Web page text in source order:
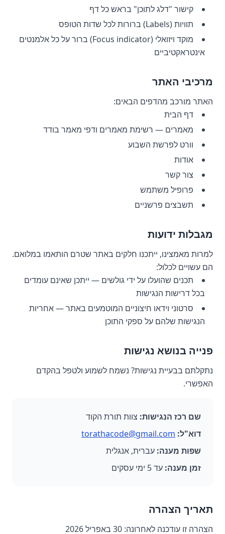
קישור "דלג לתוכן" בראש כל דף
תוויות (Labels) ברורות לכל שדות הטופס
מוקד ויזואלי (Focus indicator) ברור על כל אלמנטים
אינטראקטיביים
מרכיבי האתר
האתר מורכב מהדפים הבאים:
דף הבית
מאמרים — רשימת מאמרים ודפי מאמר בודד
וורט לפרשת השבוע
אודות
צור קשר
פרופיל משתמש
תשבצים פרשניים
מגבלות ידועות
למרות מאמצינו, ייתכנו חלקים באתר שטרם הותאמו במלואם.
הם עשויים לכלול:
תכנים שהועלו על ידי גולשים — ייתכן שאינם עומדים
בכל דרישות הנגישות
סרטוני וידאו חיצוניים המוטמעים באתר — אחריות
הנגישות שלהם על ספקי התוכן
פנייה בנושא נגישות
נתקלתם בבעיית נגישות? נשמח לשמוע ולטפל בהקדם
האפשרי.
שם רכז הנגישות: צוות תורת הקוד
דוא"ל: torathacode@gmail.com
שפות מענה: עברית, אנגלית
זמן מענה: עד 5 ימי עסקים
תאריך הצהרה
הצהרה זו עודכנה לאחרונה: 30 באפריל 2026